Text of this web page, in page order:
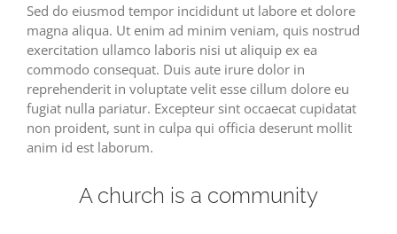
Sed do eiusmod tempor incididunt ut labore et dolore
magna aliqua. Ut enim ad minim veniam, quis nostrud
exercitation ullamco laboris nisi ut aliquip ex ea
commodo consequat. Duis aute irure dolor in
reprehenderit in voluptate velit esse cillum dolore eu
fugiat nulla pariatur. Excepteur sint occaecat cupidatat
non proident, sunt in culpa qui officia deserunt mollit
anim id est laborum.
A church is a community